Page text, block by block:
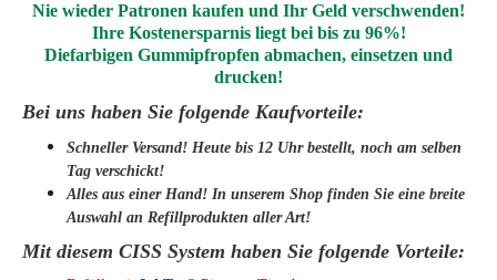
Nie wieder Patronen kaufen und Ihr Geld verschwenden!
Ihre Kostenersparnis liegt bei bis zu 96%!
Diefarbigen Gummipfropfen abmachen, einsetzen und
drucken!
Bei uns haben Sie folgende Kaufvorteile:
Schneller Versand! Heute bis 12 Uhr bestellt, noch am selben
Tag verschickt!
Alles aus einer Hand! In unserem Shop finden Sie eine breite
Auswahl an Refillprodukten aller Art!
Mit diesem CISS System haben Sie folgende Vorteile: